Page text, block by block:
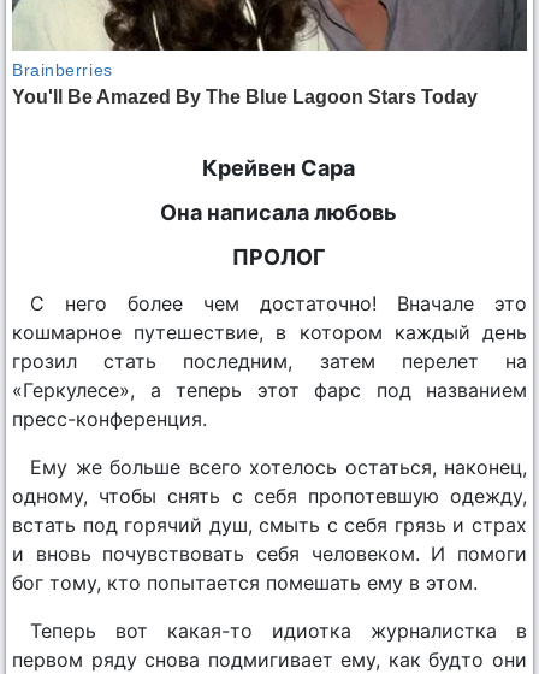
Крейвен Сара
Она написала любовь
ПРОЛОГ
С него более чем достаточно! Вначале это
кошмарное путешествие, в котором каждый день
грозил стать последним, затем перелет на
«Геркулесе», а теперь этот фарс под названием
пресс-конференция.
Ему же больше всего хотелось остаться, наконец,
одному, чтобы снять с себя пропотевшую одежду,
встать под горячий душ, смыть с себя грязь и страх
и вновь почувствовать себя человеком. И помоги
бог тому, кто попытается помешать ему в этом.
Теперь вот какая-то идиотка журналистка в
первом ряду снова подмигивает ему, как будто они